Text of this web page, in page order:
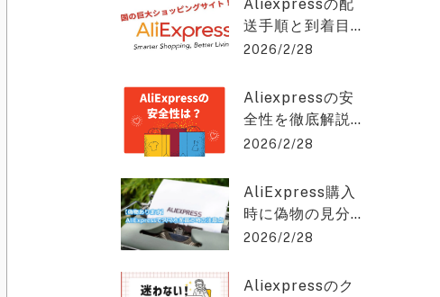
Chat GPT稼ぎの達人
プレスを2%OFF
で購入できる方
Aliexpressの配
送手順と到着目
安をわかりやす
クスプレスを2%
OFFで購入でき
2026/2/28
Aliexpressの安
全性を徹底解説
｜信頼できる購
は？アリエクス
プレスを2%OFF
2026/2/28
AliExpress購入
時に偽物の見分
け方と安く買う
エクスプレスを
2026/2/28
Aliexpressのク